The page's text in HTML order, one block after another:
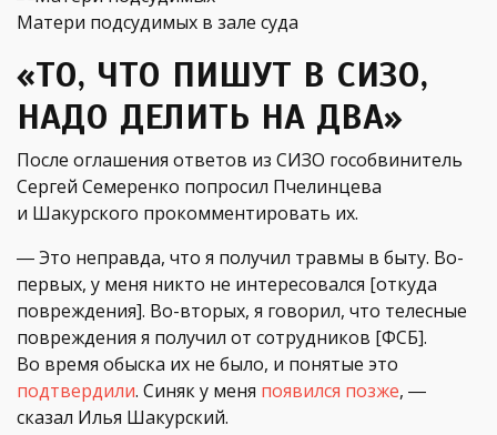
Матери подсудимых в зале суда
«ТО, ЧТО ПИШУТ В СИЗО,
НАДО ДЕЛИТЬ НА ДВА»
После оглашения ответов из СИЗО гособвинитель
Сергей Семеренко попросил Пчелинцева
и Шакурского прокомментировать их.
― Это неправда, что я получил травмы в быту. Во-
первых, у меня никто не интересовался [откуда
повреждения]. Во-вторых, я говорил, что телесные
повреждения я получил от сотрудников [ФСБ].
Во время обыска их не было, и понятые это
подтвердили. Синяк у меня появился позже, ―
сказал Илья Шакурский.